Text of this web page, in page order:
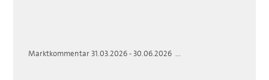
Marktkommentar 31.03.2026 - 30.06.2026 ...